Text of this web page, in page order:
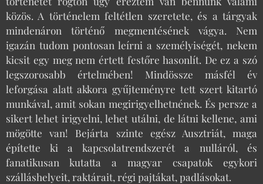
közös. A történelem feltétlen szeretete, és a tárgyak
mindenáron történő megmentésének vágya. Nem
igazán tudom pontosan leírni a személyiségét, nekem
kicsit egy meg nem értett festőre hasonlít. De ez a szó
legszorosabb értelmében! Mindössze másfél év
leforgása alatt akkora gyűjteményre tett szert kitartó
munkával, amit sokan megirigyelhetnének. És persze a
sikert lehet irigyelni, lehet utálni, de látni kellene, ami
mögötte van! Bejárta szinte egész Ausztriát, maga
építette ki a kapcsolatrendszerét a nulláról, és
fanatikusan kutatta a magyar csapatok egykori
szálláshelyeit, raktárait, régi pajtákat, padlásokat.